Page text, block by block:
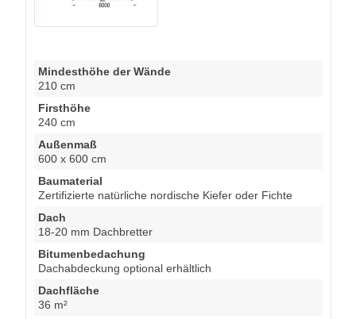
Mindesthöhe der Wände
210 cm
Firsthöhe
240 cm
Außenmaß
600 x 600 cm
Baumaterial
Zertifizierte natürliche nordische Kiefer oder Fichte
Dach
18-20 mm Dachbretter
Bitumenbedachung
Dachabdeckung optional erhältlich
Dachfläche
36 m²